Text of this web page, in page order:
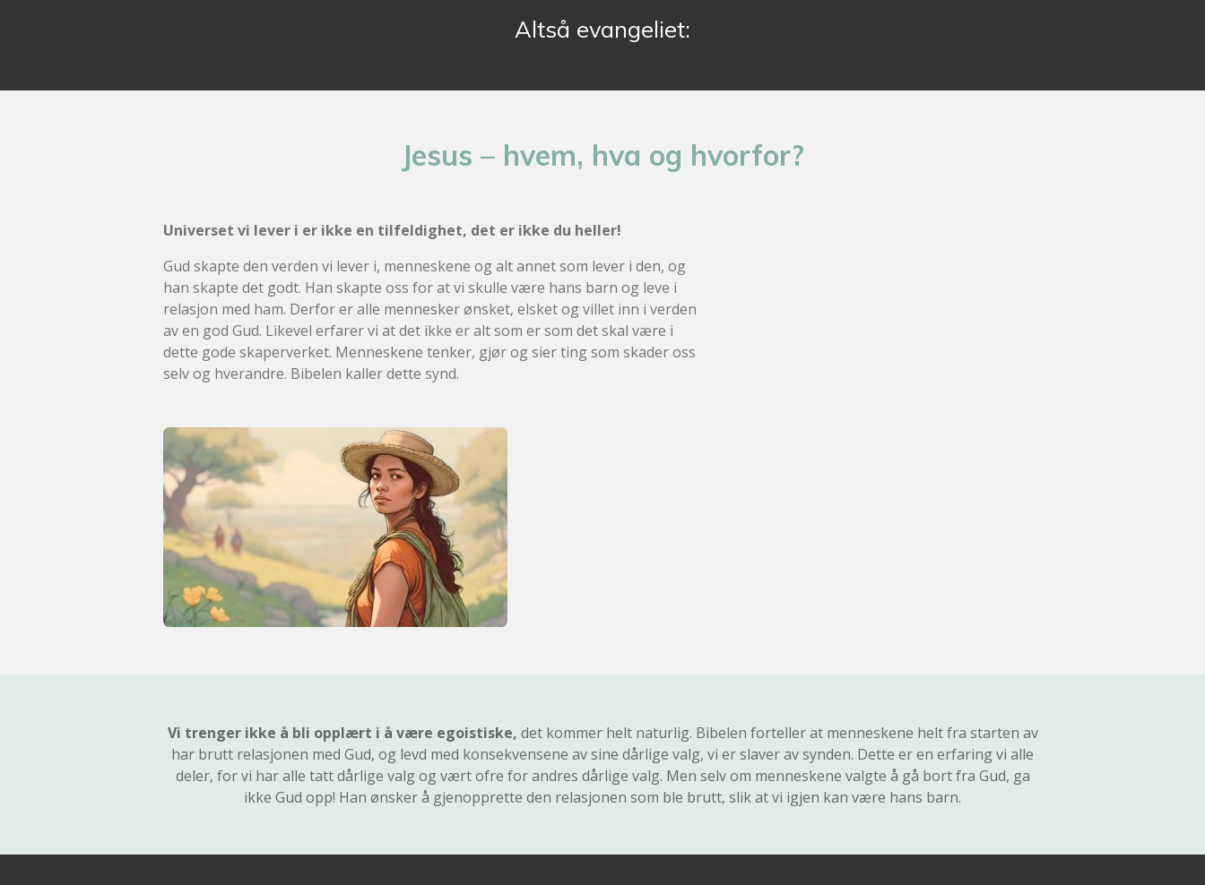
Altså evangeliet:
Jesus – hvem, hva og hvorfor?
Universet vi lever i er ikke en tilfeldighet, det er ikke du heller!
Gud skapte den verden vi lever i, menneskene og alt annet som lever i den, og
han skapte det godt. Han skapte oss for at vi skulle være hans barn og leve i
relasjon med ham. Derfor er alle mennesker ønsket, elsket og villet inn i verden
av en god Gud. Likevel erfarer vi at det ikke er alt som er som det skal være i
dette gode skaperverket. Menneskene tenker, gjør og sier ting som skader oss
selv og hverandre. Bibelen kaller dette synd.
Vi trenger ikke å bli opplært i å være egoistiske, det kommer helt naturlig. Bibelen forteller at menneskene helt fra starten av
har brutt relasjonen med Gud, og levd med konsekvensene av sine dårlige valg, vi er slaver av synden. Dette er en erfaring vi alle
deler, for vi har alle tatt dårlige valg og vært ofre for andres dårlige valg. Men selv om menneskene valgte å gå bort fra Gud, ga
ikke Gud opp! Han ønsker å gjenopprette den relasjonen som ble brutt, slik at vi igjen kan være hans barn.